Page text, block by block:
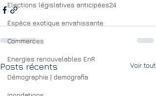
Elections législatives anticipées24
Espèce exotique envahissante
Commerces
Energies renouvelables EnR
Démographie | demografia
Posts récents Voir tout